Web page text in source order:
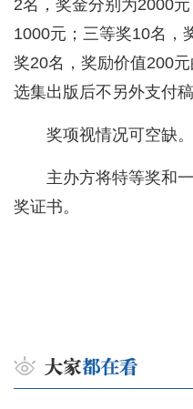
2名，奖金分别为2000
1000元；三等奖10名，
奖20名，奖励价值200
选集出版后不另外支付
奖项视情况可空缺。
主办方将特等奖和
奖证书。